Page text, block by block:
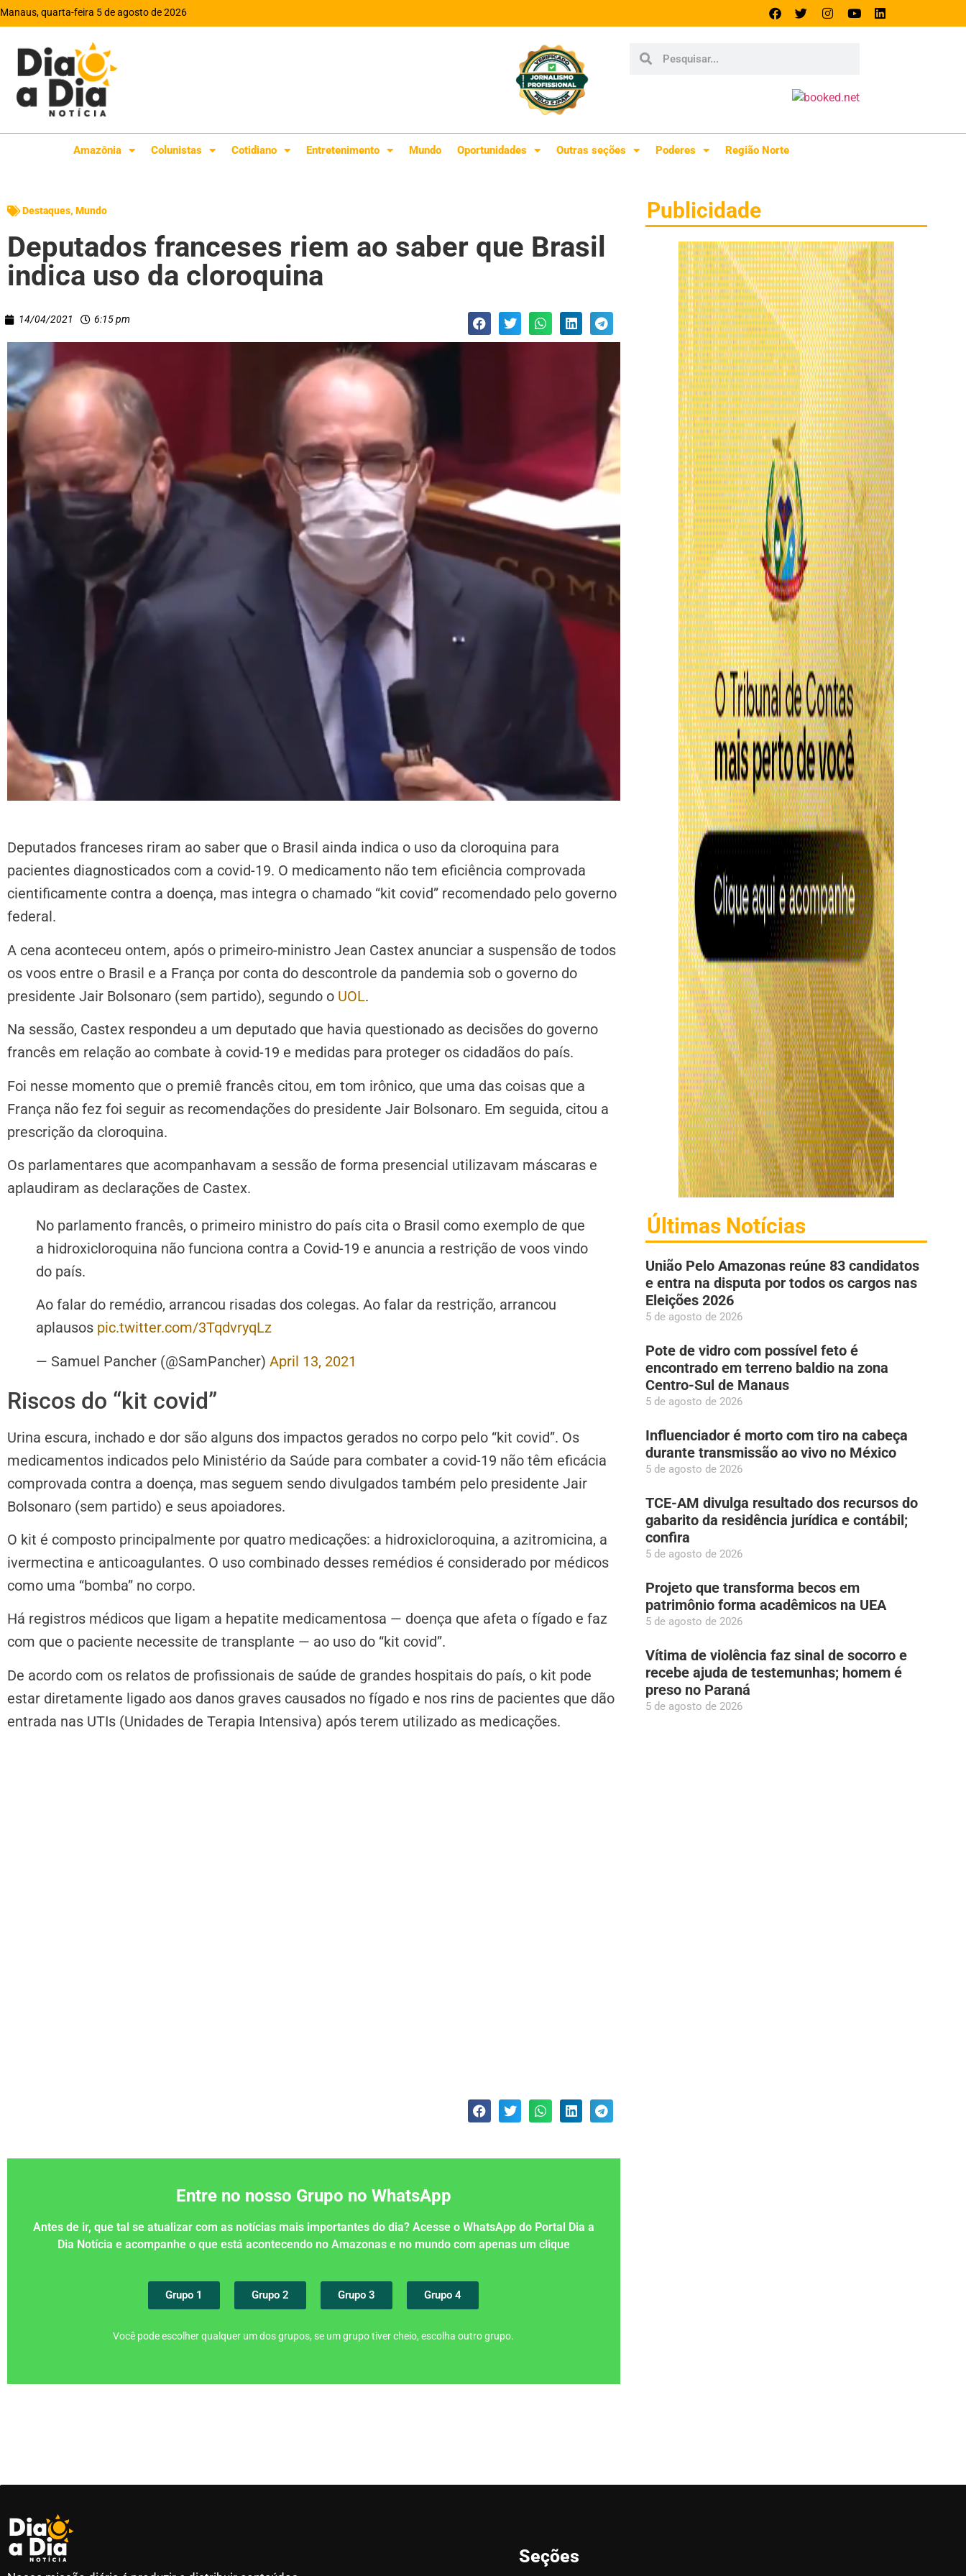
Manaus, quarta-feira 5 de agosto de 2026
Amazônia Colunistas Cotidiano Entretenimento Mundo Oportunidades Outras seções Poderes Região Norte
Destaques, Mundo
Deputados franceses riem ao saber que Brasil
indica uso da cloroquina
14/04/2021 6:15 pm
Deputados franceses riram ao saber que o Brasil ainda indica o uso da cloroquina para
pacientes diagnosticados com a covid-19. O medicamento não tem eficiência comprovada
cientificamente contra a doença, mas integra o chamado “kit covid” recomendado pelo governo
federal.
A cena aconteceu ontem, após o primeiro-ministro Jean Castex anunciar a suspensão de todos
os voos entre o Brasil e a França por conta do descontrole da pandemia sob o governo do
presidente Jair Bolsonaro (sem partido), segundo o UOL.
Na sessão, Castex respondeu a um deputado que havia questionado as decisões do governo
francês em relação ao combate à covid-19 e medidas para proteger os cidadãos do país.
Foi nesse momento que o premiê francês citou, em tom irônico, que uma das coisas que a
França não fez foi seguir as recomendações do presidente Jair Bolsonaro. Em seguida, citou a
prescrição da cloroquina.
Os parlamentares que acompanhavam a sessão de forma presencial utilizavam máscaras e
aplaudiram as declarações de Castex.
No parlamento francês, o primeiro ministro do país cita o Brasil como exemplo de que
a hidroxicloroquina não funciona contra a Covid-19 e anuncia a restrição de voos vindo
do país.
Ao falar do remédio, arrancou risadas dos colegas. Ao falar da restrição, arrancou
aplausos pic.twitter.com/3TqdvryqLz
— Samuel Pancher (@SamPancher) April 13, 2021
Riscos do “kit covid”
Urina escura, inchado e dor são alguns dos impactos gerados no corpo pelo “kit covid”. Os
medicamentos indicados pelo Ministério da Saúde para combater a covid-19 não têm eficácia
comprovada contra a doença, mas seguem sendo divulgados também pelo presidente Jair
Bolsonaro (sem partido) e seus apoiadores.
O kit é composto principalmente por quatro medicações: a hidroxicloroquina, a azitromicina, a
ivermectina e anticoagulantes. O uso combinado desses remédios é considerado por médicos
como uma “bomba” no corpo.
Há registros médicos que ligam a hepatite medicamentosa — doença que afeta o fígado e faz
com que o paciente necessite de transplante — ao uso do “kit covid”.
De acordo com os relatos de profissionais de saúde de grandes hospitais do país, o kit pode
estar diretamente ligado aos danos graves causados no fígado e nos rins de pacientes que dão
entrada nas UTIs (Unidades de Terapia Intensiva) após terem utilizado as medicações.
Entre no nosso Grupo no WhatsApp
Antes de ir, que tal se atualizar com as notícias mais importantes do dia? Acesse o WhatsApp do Portal Dia a
Dia Notícia e acompanhe o que está acontecendo no Amazonas e no mundo com apenas um clique
Grupo 1 Grupo 2 Grupo 3 Grupo 4
Você pode escolher qualquer um dos grupos, se um grupo tiver cheio, escolha outro grupo.
Publicidade
Últimas Notícias
União Pelo Amazonas reúne 83 candidatos
e entra na disputa por todos os cargos nas
Eleições 2026
5 de agosto de 2026
Pote de vidro com possível feto é
encontrado em terreno baldio na zona
Centro-Sul de Manaus
5 de agosto de 2026
Influenciador é morto com tiro na cabeça
durante transmissão ao vivo no México
5 de agosto de 2026
TCE-AM divulga resultado dos recursos do
gabarito da residência jurídica e contábil;
confira
5 de agosto de 2026
Projeto que transforma becos em
patrimônio forma acadêmicos na UEA
5 de agosto de 2026
Vítima de violência faz sinal de socorro e
recebe ajuda de testemunhas; homem é
preso no Paraná
5 de agosto de 2026
Seções